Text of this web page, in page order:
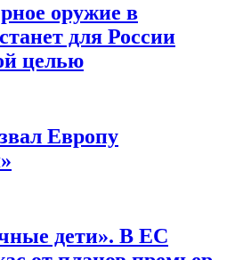
оружие в
для России
целью
Европу
дети». В ЕС